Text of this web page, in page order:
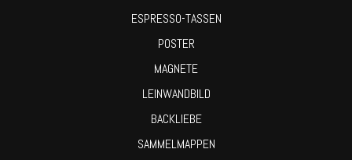
ESPRESSO-TASSEN
POSTER
MAGNETE
LEINWANDBILD
BACKLIEBE
SAMMELMAPPEN